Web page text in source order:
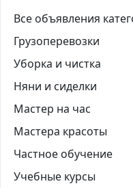
Все объявления
Грузоперевозки
Уборка и чистка
Няни и сиделки
Мастер на час
Мастера красоты
Частное обучение
Учебные курсы